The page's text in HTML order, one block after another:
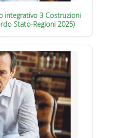
integrativo 3 Costruzioni
Stato-Regioni 2025)